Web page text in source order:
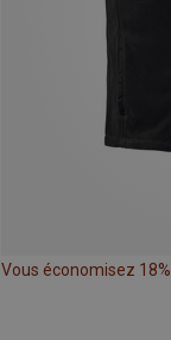
Vous économisez 18%